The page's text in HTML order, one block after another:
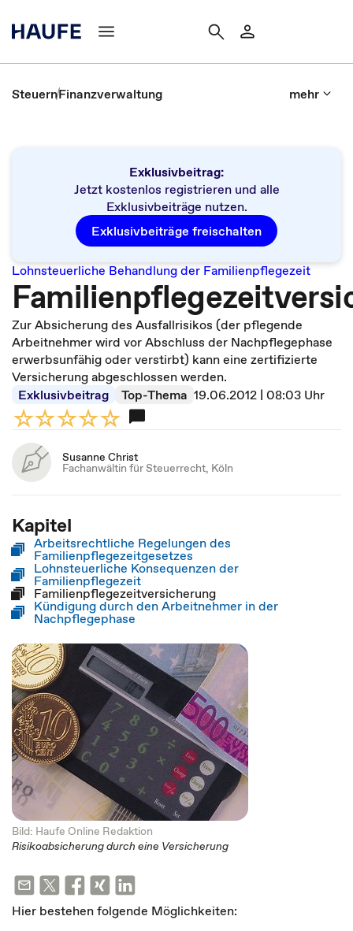
SteuernFinanzverwaltung mehr
Exklusivbeitrag:
Jetzt kostenlos registrieren und alle
Exklusivbeiträge nutzen.
Exklusivbeiträge freischalten
Lohnsteuerliche Behandlung der Familienpflegezeit
Zur Absicherung des Ausfallrisikos (der pflegende
Arbeitnehmer wird vor Abschluss der Nachpflegephase
erwerbsunfähig oder verstirbt) kann eine zertifizierte
Versicherung abgeschlossen werden.
Exklusivbeitrag
Top-Thema 19.06.2012 | 08:03 Uhr
Susanne Christ
Fachanwältin für Steuerrecht, Köln
Kapitel
Arbeitsrechtliche Regelungen des
Familienpflegezeitgesetzes
Lohnsteuerliche Konsequenzen der
Familienpflegezeit
Familienpflegezeitversicherung
Kündigung durch den Arbeitnehmer in der
Nachpflegephase
Bild: Haufe Online Redaktion
Risikoabsicherung durch eine Versicherung
Hier bestehen folgende Möglichkeiten: